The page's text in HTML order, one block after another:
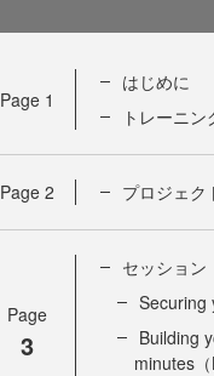
Page 1
はじめに
トレーニ
Page 2 プロジェク
Page
3
セッション
Securing
Building
minutes